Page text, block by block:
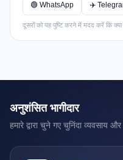
🟢 WhatsApp ✈️
दूसरों को यह पुष्टि करने में मदद करें कि क्या
अनुशंसित भागीदार
हमारे द्वारा चुने गए चुनिंदा व्यवसाय